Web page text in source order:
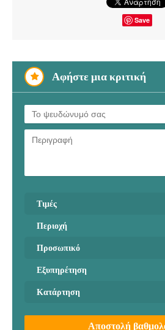
Save
Αφήστε μια κριτική
Τιμές
Περιοχή
Προσωπικό
Εξυπηρέτηση
Κατάρτηση
Αποστολή